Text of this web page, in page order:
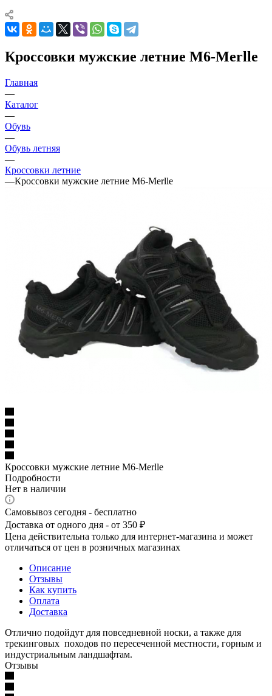
Кроссовки мужские летние M6-Merlle
Главная
—
Каталог
—
Обувь
—
Обувь летняя
—
Кроссовки летние
—Кроссовки мужские летние M6-Merlle
Кроссовки мужские летние M6-Merlle
Подробности
Нет в наличии
Самовывоз сегодня - бесплатно
Доставка от одного дня - от 350 ₽
Цена действительна только для интернет-магазина и может
отличаться от цен в розничных магазинах
Описание
Отзывы
Как купить
Оплата
Доставка
Отлично подойдут для повседневной носки, а также для
трекинговых походов по пересеченной местности, горным и
индустриальным ландшафтам.
Отзывы